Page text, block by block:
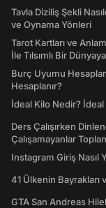
Tavla Diziliş Şekli
ve Oynama Yönleri
Tarot Kartları ve
İle Tılsımlı Bir
Burç Uyumu
Hesaplanır?
İdeal Kilo Nedir? İdeal
Ders Çalışırken
Çalışamayanlar
Instagram Giriş Nasıl
41 Ülkenin Bayrakları
GTA San Andreas